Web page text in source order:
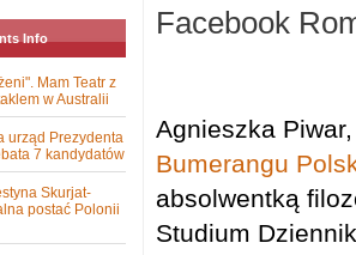
Facebook
Agnieszka
Bumerangu
absolwentką
Studium
Info
Mam Teatr z
w Australii
urząd Prezydenta
7 kandydatów
Skurjat-
postać Polonii